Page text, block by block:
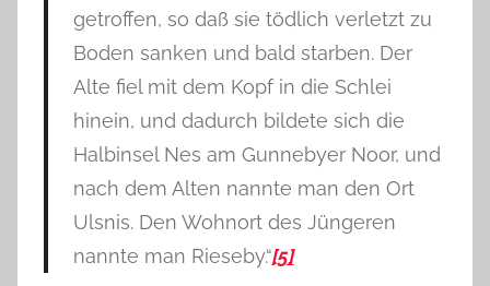
getroffen, so daß sie tödlich verletzt zu
Boden sanken und bald starben. Der
Alte fiel mit dem Kopf in die Schlei
hinein, und dadurch bildete sich die
Halbinsel Nes am Gunnebyer Noor, und
nach dem Alten nannte man den Ort
Ulsnis. Den Wohnort des Jüngeren
nannte man Rieseby.“[5]